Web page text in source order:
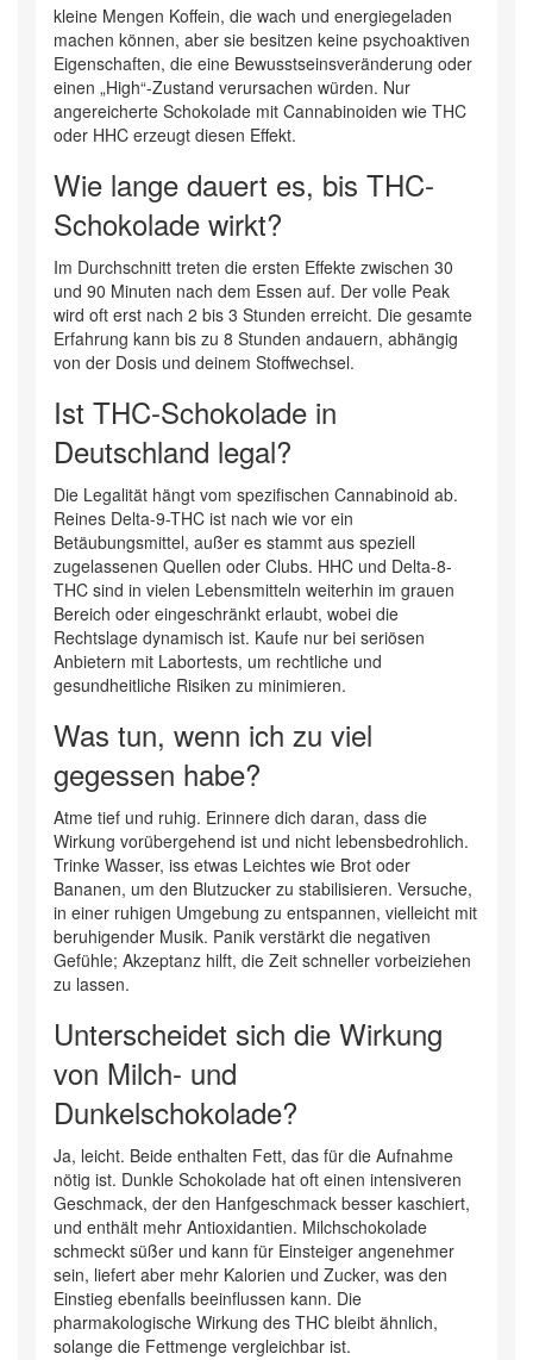
kleine Mengen Koffein, die wach und energiegeladen
machen können, aber sie besitzen keine psychoaktiven
Eigenschaften, die eine Bewusstseinsveränderung oder
einen „High“-Zustand verursachen würden. Nur
angereicherte Schokolade mit Cannabinoiden wie THC
oder HHC erzeugt diesen Effekt.
Wie lange dauert es, bis THC-
Schokolade wirkt?
Im Durchschnitt treten die ersten Effekte zwischen 30
und 90 Minuten nach dem Essen auf. Der volle Peak
wird oft erst nach 2 bis 3 Stunden erreicht. Die gesamte
Erfahrung kann bis zu 8 Stunden andauern, abhängig
von der Dosis und deinem Stoffwechsel.
Ist THC-Schokolade in
Deutschland legal?
Die Legalität hängt vom spezifischen Cannabinoid ab.
Reines Delta-9-THC ist nach wie vor ein
Betäubungsmittel, außer es stammt aus speziell
zugelassenen Quellen oder Clubs. HHC und Delta-8-
THC sind in vielen Lebensmitteln weiterhin im grauen
Bereich oder eingeschränkt erlaubt, wobei die
Rechtslage dynamisch ist. Kaufe nur bei seriösen
Anbietern mit Labortests, um rechtliche und
gesundheitliche Risiken zu minimieren.
Was tun, wenn ich zu viel
gegessen habe?
Atme tief und ruhig. Erinnere dich daran, dass die
Wirkung vorübergehend ist und nicht lebensbedrohlich.
Trinke Wasser, iss etwas Leichtes wie Brot oder
Bananen, um den Blutzucker zu stabilisieren. Versuche,
in einer ruhigen Umgebung zu entspannen, vielleicht mit
beruhigender Musik. Panik verstärkt die negativen
Gefühle; Akzeptanz hilft, die Zeit schneller vorbeiziehen
zu lassen.
Unterscheidet sich die Wirkung
von Milch- und
Dunkelschokolade?
Ja, leicht. Beide enthalten Fett, das für die Aufnahme
nötig ist. Dunkle Schokolade hat oft einen intensiveren
Geschmack, der den Hanfgeschmack besser kaschiert,
und enthält mehr Antioxidantien. Milchschokolade
schmeckt süßer und kann für Einsteiger angenehmer
sein, liefert aber mehr Kalorien und Zucker, was den
Einstieg ebenfalls beeinflussen kann. Die
pharmakologische Wirkung des THC bleibt ähnlich,
solange die Fettmenge vergleichbar ist.